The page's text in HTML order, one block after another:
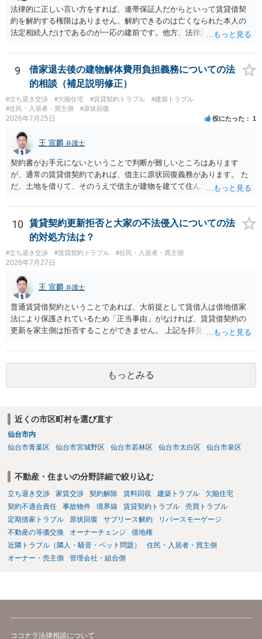
有効とされています。 今後の交渉では、①現在は普通借家契約が継続
しており定期借家への変更に合意していないこと、②貸主側の事情
（誰が所有者で誰が実際に住む予定か等）を具体的に書面で説明して
ほしいこと、③自分たちの居住継続の必要性を丁寧に伝えること、を
基本方針としたうえで、仮に一定時期の退去を検討する場合には、立
退料・引越費用・原状回復費用負担などの条件を明確にした書面を作
成することが重要です。 契約書では、更新条項・解除条項・期間の定
め・定期借家に関する記載の有無、これまでの更新時の合意内容
（「今回で最後」などの文言）が、借主不利な特約として無効になり
得るかどうかも含めて検討ポイントになりますので、署名押印前に内
容を十分に確認し、不明点は弁護士に相談することをおすすめしま
す。
法律的に正しい言い方をすれば、連帯保証人だからといって賃貸借契
約を解約する権限はありません。解約できるのは亡くなられた本人の
法定相続人だけであるのが一応の建前です。他方、法律論はさてお
する動機づけがなくなります。 今回進められつつある手続はあくまで
も、建物を賃貸人に一日も早く明け渡すための便宜的方法として理解
するのが良いと思います。またその方法で進めた方が、連帯保証人で
あるお知り合いさんにとっても、自身の経済的負担を最小限に食い止
められるため望ましいやり方だといえます。
9
借家退去後の建物解体費用負担義務についての法
的相談（補足説明修正）
#立ち退き交渉 #欠陥住宅 #賃貸契約トラブル
#建築トラブル
#住民・入居者・買主側
#原状回復
2026年7月25日 役にたった 1
王 宣麟 弁護士
契約書がお手元にないということで判断が難しいところはあります
が、通常の賃貸借契約であれば、借主に原状回復義務があります。 た
だ、土地を借りて、そのうえで借主が建物を建てて住んでいたケース
であれば、建物を収去して土地を明渡す義務は原則生じないはずで
す。 その後、建物を平屋に立て替えた場合であっても、貸主の承諾を
得ているのであれば、単純に費用を捻出した側に平屋の所有権が帰属
する、という話になるわけでもないように思います。 そのため、現
状、解体費用を負担することが明確な案件ではないため、まずは相手
に請求の根拠（なぜ当方が平屋の解体費用を負担しなければならない
のか）を確認されてみてはいかがでしょうか。
10
賃貸契約更新拒否と大家の不法侵入についての法
的対処方法は？
#立ち退き交渉 #賃貸契約トラブル #住民・入居者・買主側
2026年7月27日
王 宣麟 弁護士
普通賃貸借契約ということであれば、大前提として賃借人は借地借家
法により保護されているため「正当事由」がなければ、賃貸借契約の
更新を家主側は拒否することができません。 上記を拝見する限り、通
定期確認させてもらないこと」が直ちに正当事由に当たるとは思えま
せんので、更新拒絶を拒否される方向性でよろしいかと存じます。 そ
の交渉の中で、一定の金銭をもらえれば退去には応じる旨交渉をして
みるのはいかがでしょうか。 過去に賃借人の許可なく無断で賃貸人が
のも一つでしょう。
もっとみる
近くの市区町村を選び直す
仙台市内
仙台市青葉区
仙台市宮城野区 仙台市若林区 仙台市太白区 仙台市泉区
不動産・住まいの分野詳細で絞り込む
立ち退き交渉 家賃交渉 契約解除 賃料回収 建築トラブル
欠陥住宅
契約不適合責任
事故物件 境界線 賃貸契約トラブル
売買トラブル
定期借家トラブル
原状回復 サブリース解約
リバースモーゲージ
不動産の等価交換
オーナーチェンジ
借地権
近隣トラブル（隣人・騒音・ペット問題）
住民・入居者・買主側
オーナー・売主側
管理会社・組合側
ココナラ法律相談について